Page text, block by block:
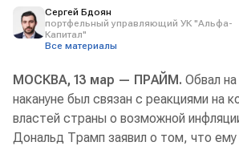
Сергей Бдоян
портфельный управляющий УК "Альфа-
Капитал"
Все материалы
МОСКВА, 13 мар — ПРАЙМ. Обвал
накануне был связан с реакциями на
властей страны о возможной
Дональд Трамп заявил о том, что ему